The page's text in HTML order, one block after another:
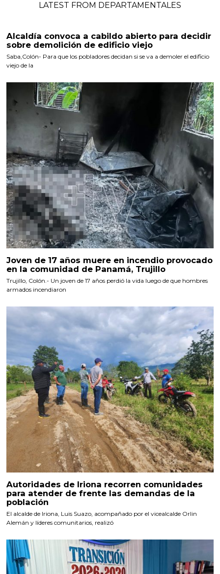
LATEST FROM DEPARTAMENTALES
Alcaldía convoca a cabildo abierto para decidir
sobre demolición de edificio viejo
Saba,Colón- Para que los pobladores decidan si se va a demoler el edificio
viejo de la
Joven de 17 años muere en incendio provocado
en la comunidad de Panamá, Trujillo
Trujillo, Colón.- Un joven de 17 años perdió la vida luego de que hombres
armados incendiaron
Autoridades de Iriona recorren comunidades
para atender de frente las demandas de la
población
El alcalde de Iriona, Luis Suazo, acompañado por el vicealcalde Orlin
Alemán y líderes comunitarios, realizó